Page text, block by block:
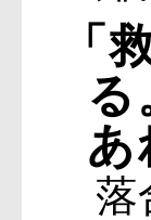
「
る
あ
落